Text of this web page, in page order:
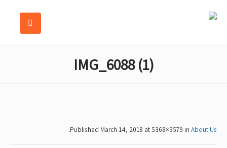
IMG_6088 (1)
Published March 14, 2018 at 5368×3579 in About Us
.